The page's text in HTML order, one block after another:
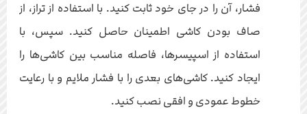
فشار، آن را در جای خود ثابت کنید. با استفاده از تراز، از
صاف بودن کاشی اطمینان حاصل کنید. سپس، با
استفاده از اسپیسرها، فاصله مناسب بین کاشی‌ها را
ایجاد کنید. کاشی‌های بعدی را با فشار ملایم و با رعایت
خطوط عمودی و افقی نصب کنید.